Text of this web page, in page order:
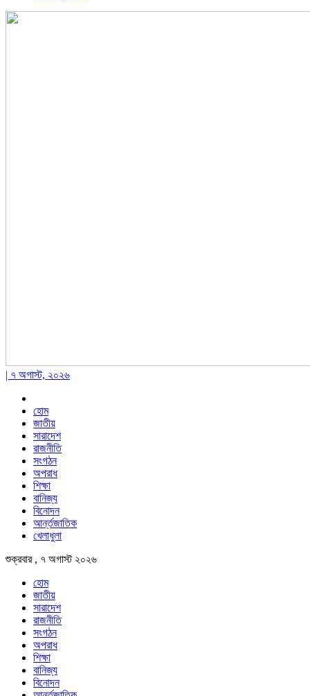
| ৭ অগাস্ট, ২০২৬
হোম
জাতীয়
সারাদেশ
রাজনীতি
সংগঠন
অপরাধ
শিক্ষা
বানিজ্য
বিনোদন
আর্ন্তজাতিক
খেলাধুলা
শুক্রবার , ৭ অগাস্ট ২০২৬
হোম
জাতীয়
সারাদেশ
রাজনীতি
সংগঠন
অপরাধ
শিক্ষা
বানিজ্য
বিনোদন